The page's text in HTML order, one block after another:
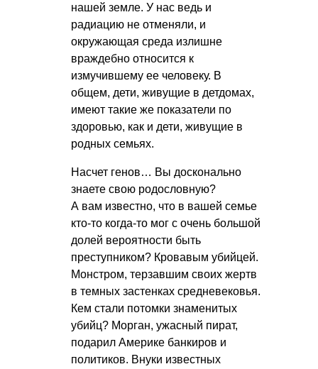
нашей земле. У нас ведь и
радиацию не отменяли, и
окружающая среда излишне
враждебно относится к
измучившему ее человеку. В
общем, дети, живущие в детдомах,
имеют такие же показатели по
здоровью, как и дети, живущие в
родных семьях.
Насчет генов… Вы досконально
знаете свою родословную?
А вам известно, что в вашей семье
кто-то когда-то мог с очень большой
долей вероятности быть
преступником? Кровавым убийцей.
Монстром, терзавшим своих жертв
в темных застенках средневековья.
Кем стали потомки знаменитых
убийц? Морган, ужасный пират,
подарил Америке банкиров и
политиков. Внуки известных